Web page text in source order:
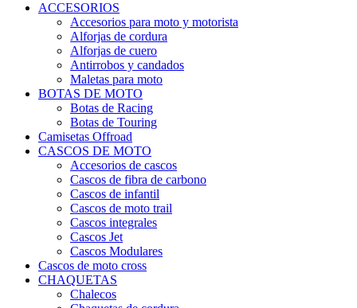
ACCESORIOS
Accesorios para moto y motorista
Alforjas de cordura
Alforjas de cuero
Antirrobos y candados
Maletas para moto
BOTAS DE MOTO
Botas de Racing
Botas de Touring
Camisetas Offroad
CASCOS DE MOTO
Accesorios de cascos
Cascos de fibra de carbono
Cascos de infantil
Cascos de moto trail
Cascos integrales
Cascos Jet
Cascos Modulares
Cascos de moto cross
CHAQUETAS
Chalecos